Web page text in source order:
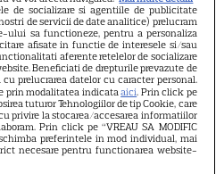
STRĂINE
Cruise nu mai folosește
lui Tom Cruise.
făcută în onoarea lui
Holmes
de socializare si agentiile de publicitate
de servicii de date analitice) prelucram
ului sa functioneze, pentru a personaliza
afisate in functie de interesele si/sau
aferente retelelor de socializare
Beneficiati de drepturile prevazute de
cu prelucrarea datelor cu caracter personal.
prin modalitatea indicataaici. Prin click pe
tuturor Tehnologiilor de tip Cookie, care
privire la stocarea/accesarea informatiilor
Prin click pe “VREAU SA MODIFIC
schimba preferintele in mod individual, mai
necesare pentru functionarea website-